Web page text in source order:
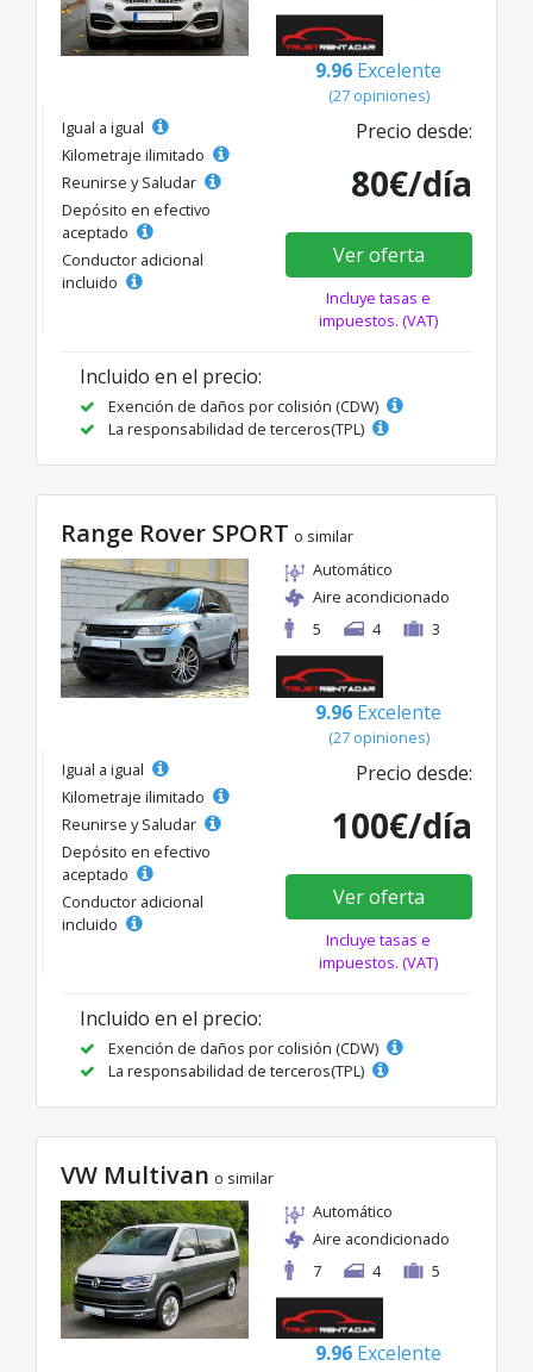
9.96 Excelente
(27 opiniones)
Igual a igual
Kilometraje ilimitado
Reunirse y Saludar
Depósito en efectivo
aceptado
Conductor adicional
incluido
Precio desde:
80€/día
Ver oferta
Incluye tasas e
impuestos. (VAT)
Incluido en el precio:
Exención de daños por colisión (CDW)
La responsabilidad de terceros(TPL)
Range Rover SPORT o similar
Automático
Aire acondicionado
5
4 3
9.96 Excelente
(27 opiniones)
Igual a igual
Kilometraje ilimitado
Reunirse y Saludar
Depósito en efectivo
aceptado
Conductor adicional
incluido
Precio desde:
100€/día
Ver oferta
Incluye tasas e
impuestos. (VAT)
Incluido en el precio:
Exención de daños por colisión (CDW)
La responsabilidad de terceros(TPL)
VW Multivan o similar
Automático
Aire acondicionado
7
4 5
9.96 Excelente